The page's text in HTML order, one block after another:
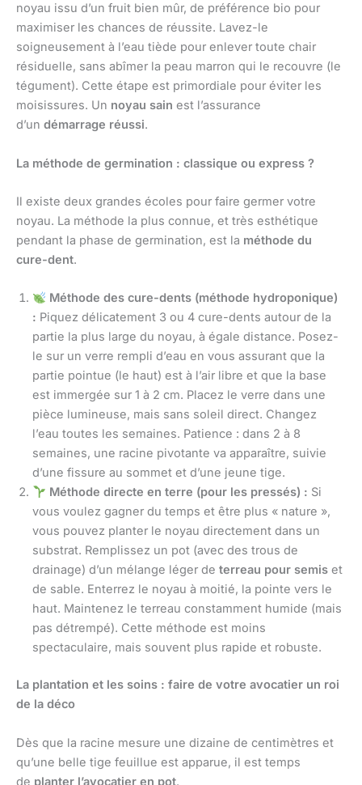
noyau issu d’un fruit bien mûr, de préférence bio pour
maximiser les chances de réussite. Lavez-le
soigneusement à l’eau tiède pour enlever toute chair
résiduelle, sans abîmer la peau marron qui le recouvre (le
tégument). Cette étape est primordiale pour éviter les
moisissures. Un noyau sain est l’assurance
d’un démarrage réussi.
La méthode de germination : classique ou express ?
Il existe deux grandes écoles pour faire germer votre
noyau. La méthode la plus connue, et très esthétique
pendant la phase de germination, est la méthode du
cure-dent.
Méthode des cure-dents (méthode hydroponique)
: Piquez délicatement 3 ou 4 cure-dents autour de la
partie la plus large du noyau, à égale distance. Posez-
le sur un verre rempli d’eau en vous assurant que la
partie pointue (le haut) est à l’air libre et que la base
est immergée sur 1 à 2 cm. Placez le verre dans une
pièce lumineuse, mais sans soleil direct. Changez
l’eau toutes les semaines. Patience : dans 2 à 8
semaines, une racine pivotante va apparaître, suivie
d’une fissure au sommet et d’une jeune tige.
Méthode directe en terre (pour les pressés) : Si
vous voulez gagner du temps et être plus « nature »,
vous pouvez planter le noyau directement dans un
substrat. Remplissez un pot (avec des trous de
drainage) d’un mélange léger de terreau pour semis et
de sable. Enterrez le noyau à moitié, la pointe vers le
haut. Maintenez le terreau constamment humide (mais
pas détrempé). Cette méthode est moins
spectaculaire, mais souvent plus rapide et robuste.
La plantation et les soins : faire de votre avocatier un roi
de la déco
Dès que la racine mesure une dizaine de centimètres et
qu’une belle tige feuillue est apparue, il est temps
de planter l’avocatier en pot.